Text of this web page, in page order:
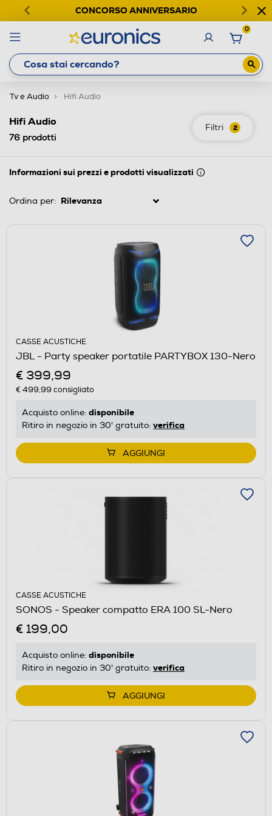
CONCORSO ANNIVERSARIO
0
Tv e Audio Hifi Audio
Filtri 2
Hifi Audio
76 prodotti
Informazioni sui prezzi e prodotti visualizzati
Ordina per:
CASSE ACUSTICHE
JBL - Party speaker portatile PARTYBOX 130-Nero
€ 399,99
€ 499,99 consigliato
Acquisto online: disponibile
Ritiro in negozio in 30' gratuito: verifica
AGGIUNGI
CASSE ACUSTICHE
SONOS - Speaker compatto ERA 100 SL-Nero
€ 199,00
Acquisto online: disponibile
Ritiro in negozio in 30' gratuito: verifica
AGGIUNGI